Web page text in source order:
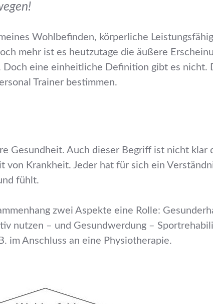
Wohlbefinden, körperliche
mehr ist es heutzutage die äußere
Doch eine einheitliche Definition gibt es nicht.
Trainer bestimmen.
Gesundheit. Auch dieser Begriff ist nicht klar
Krankheit. Jeder hat für sich ein
fühlt.
zwei Aspekte eine Rolle:
nutzen – und Gesundwerdung –
im Anschluss an eine Physiotherapie.